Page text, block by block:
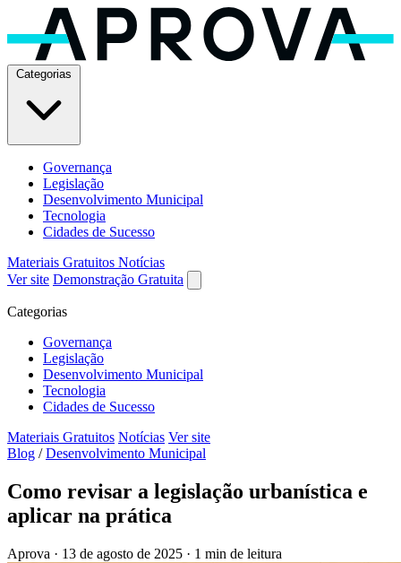
Governança
Legislação
Desenvolvimento Municipal
Tecnologia
Cidades de Sucesso
Materiais Gratuitos Notícias
Ver site Demonstração Gratuita
Categorias
Governança
Legislação
Desenvolvimento Municipal
Tecnologia
Cidades de Sucesso
Materiais Gratuitos Notícias Ver site
Blog / Desenvolvimento Municipal
Como revisar a legislação urbanística e
aplicar na prática
Aprova · 13 de agosto de 2025 · 1 min de leitura